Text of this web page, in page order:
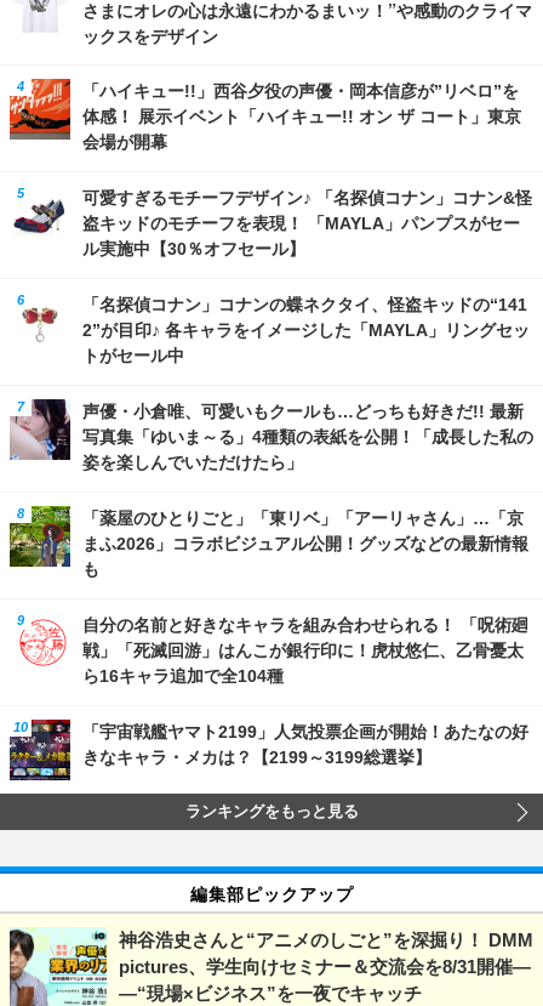
さまにオレの心は永遠にわかるまいッ！”や感動のクライマ
ックスをデザイン
「ハイキュー!!」西谷夕役の声優・岡本信彦が”リベロ”を
体感！ 展示イベント「ハイキュー!! オン ザ コート」東京
会場が開幕
可愛すぎるモチーフデザイン♪ 「名探偵コナン」コナン&怪
盗キッドのモチーフを表現！ 「MAYLA」パンプスがセー
ル実施中【30％オフセール】
「名探偵コナン」コナンの蝶ネクタイ、怪盗キッドの“141
2”が目印♪ 各キャラをイメージした「MAYLA」リングセッ
トがセール中
声優・小倉唯、可愛いもクールも…どっちも好きだ!! 最新
写真集「ゆいま～る」4種類の表紙を公開！「成長した私の
姿を楽しんでいただけたら」
「薬屋のひとりごと」「東リベ」「アーリャさん」…「京
まふ2026」コラボビジュアル公開！グッズなどの最新情報
も
自分の名前と好きなキャラを組み合わせられる！ 「呪術廻
戦」「死滅回游」はんこが銀行印に！虎杖悠仁、乙骨憂太
ら16キャラ追加で全104種
「宇宙戦艦ヤマト2199」人気投票企画が開始！あたなの好
きなキャラ・メカは？【2199～3199総選挙】
ランキングをもっと見る
編集部ピックアップ
神谷浩史さんと“アニメのしごと”を深掘り！ DMM
pictures、学生向けセミナー＆交流会を8/31開催―
―“現場×ビジネス”を一夜でキャッチ